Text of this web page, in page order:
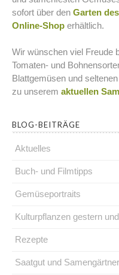
sofort über den Garten
Online-Shop erhältlich.
Wir wünschen viel Freude
Tomaten- und
Blattgemüsen und
zu unserem aktuellen
BLOG-BEITRÄGE
Aktuelles
Buch- und Filmtipps
Gemüseportraits
Kulturpflanzen gestern
Rezepte
Saatgut und